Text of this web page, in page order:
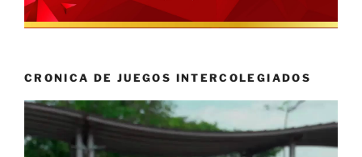
CRONICA DE JUEGOS INTERCOLEGIADOS
Reproductor
vídeo